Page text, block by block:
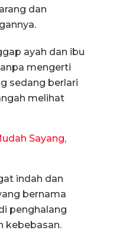
dan
ayah dan ibu
mengerti
sedang berlari
melihat
Sayang,
indah dan
bernama
penghalang
kebebasan.